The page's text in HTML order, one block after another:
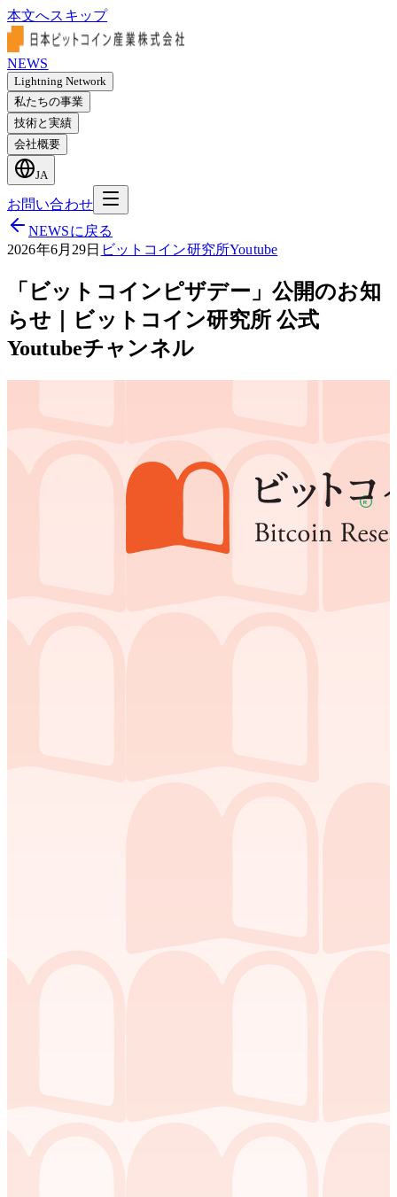
本文へスキップ
NEWS
Lightning Network
私たちの事業
技術と実績
会社概要
JA
お問い合わせ
NEWSに戻る
2026年6月29日 ビットコイン研究所Youtube
「ビットコインピザデー」公開のお知
らせ｜ビットコイン研究所 公式
Youtubeチャンネル